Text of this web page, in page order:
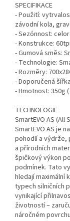
SPECIFIKACE
- Použití:
závodní kola,
- Sezónnost:
- Konstrukce:
- Gumová směs:
- Technologie:
- Rozměry:
- Doporučená
- Hmotnost: 350g
TECHNOLOGIE
SmartEVO AS (All
SmartEVO AS je
pohodlí a výdrže,
a přírodních
špičkový výkon
podmínek. Tato
hledají maximální
typech silničních
vynikající
životností –
náročném